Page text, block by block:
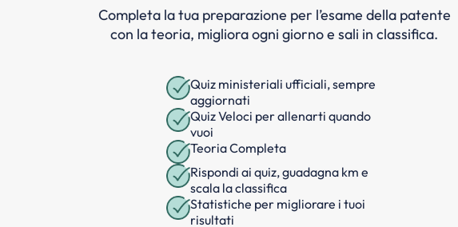
Completa la tua preparazione per l’esame della patente
con la teoria, migliora ogni giorno e sali in classifica.
Quiz ministeriali ufficiali, sempre
aggiornati
Quiz Veloci per allenarti quando
vuoi
Teoria Completa
Rispondi ai quiz, guadagna km e
scala la classifica
Statistiche per migliorare i tuoi
risultati